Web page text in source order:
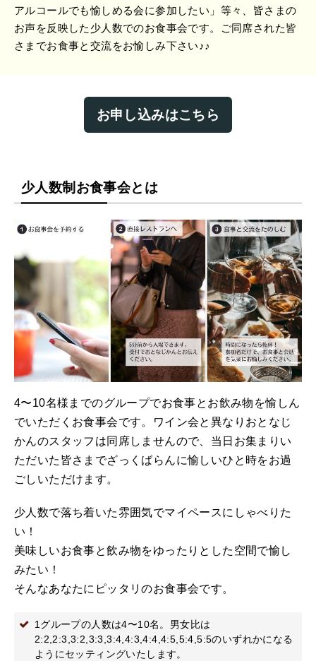
アルコールでも愉しめる会に参加したい」等々、皆さまの
お声を反映した少人数でのお食事会です。ご同席された皆
さまでお食事と交流をお愉しみ下さい♪♪
お申し込みはこちら
少人数制お食事会とは
4〜10名様までのグループでお食事とお飲み物を愉しん
でいただくお食事会です。ワイン会と異なりおとなじ
かんのスタッフは同席しませんので、当日お集まりい
ただいた皆さまでざっくばらんに愉しいひと時をお過
ごしいただけます。
少人数で落ち着いた雰囲気でマイペースにしゃべりた
い！
美味しいお食事と飲み物をゆったりとした空間で愉し
みたい！
そんなあなたにピッタリのお食事会です。
1グループの人数は4〜10名。男女比は
2:2,2:3,3:2,3:3,3:4,4:3,4:4,4:5,5:4,5:5のいずれかになる
ようにセッティングいたします。